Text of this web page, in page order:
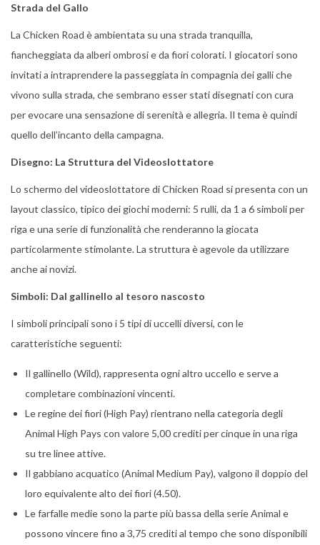
Strada del Gallo
La Chicken Road è ambientata su una strada tranquilla,
fiancheggiata da alberi ombrosi e da fiori colorati. I giocatori sono
invitati a intraprendere la passeggiata in compagnia dei galli che
vivono sulla strada, che sembrano esser stati disegnati con cura
per evocare una sensazione di serenità e allegria. Il tema è quindi
quello dell’incanto della campagna.
Disegno: La Struttura del Videoslottatore
Lo schermo del videoslottatore di Chicken Road si presenta con un
layout classico, tipico dei giochi moderni: 5 rulli, da 1 a 6 simboli per
riga e una serie di funzionalità che renderanno la giocata
particolarmente stimolante. La struttura è agevole da utilizzare
anche ai novizi.
Simboli: Dal gallinello al tesoro nascosto
I simboli principali sono i 5 tipi di uccelli diversi, con le
caratteristiche seguenti:
Il gallinello (Wild), rappresenta ogni altro uccello e serve a
completare combinazioni vincenti.
Le regine dei fiori (High Pay) rientrano nella categoria degli
Animal High Pays con valore 5,00 crediti per cinque in una riga
su tre linee attive.
Il gabbiano acquatico (Animal Medium Pay), valgono il doppio del
loro equivalente alto dei fiori (4.50).
Le farfalle medie sono la parte più bassa della serie Animal e
possono vincere fino a 3,75 crediti al tempo che sono disponibili